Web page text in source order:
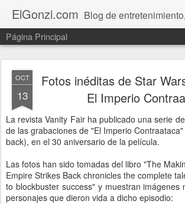
ElGonzi.com Blog de entretenimiento, chismes, humor, farándula, curiosidades, ovnis, noticias
Página Principal
OCT
13
Fotos inéditas de Star
El Imperio
La revista Vanity Fair ha publicado una serie
de las grabaciones de "El Imperio
back), en el 30 aniversario de la película.
Las fotos han sido tomadas del libro "The
Empire Strikes Back chronicles the complete
to blockbuster success" y muestran imágenes
personajes que dieron vida a dicho episodio: